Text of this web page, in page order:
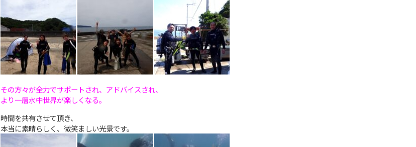
その方々が全力でサポートされ、アドバイスされ、
より一層水中世界が楽しくなる。
時間を共有させて頂き、
本当に素晴らしく、微笑ましい光景です。